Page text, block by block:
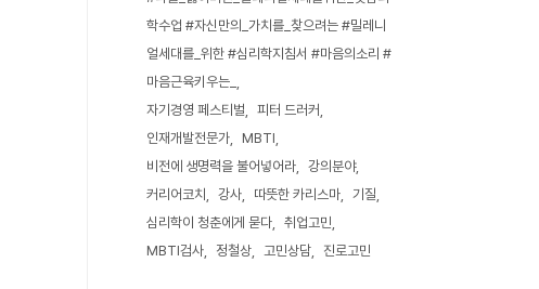
학수업 #자신만의_가치를_찾으려는 #밀레니
얼세대를_위한 #심리학지침서 #마음의소리 #
마음근육키우는_
자기경영 페스티벌
피터 드러커
인재개발전문가
MBTI
비전에 생명력을 불어넣어라
강의분야
커리어코치
강사 따뜻한 카리스마
기질
심리학이 청춘에게 묻다
취업고민
MBTI검사
정철상 고민상담 진로고민